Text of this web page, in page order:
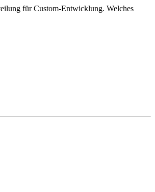
für Custom-Entwicklung. Welches